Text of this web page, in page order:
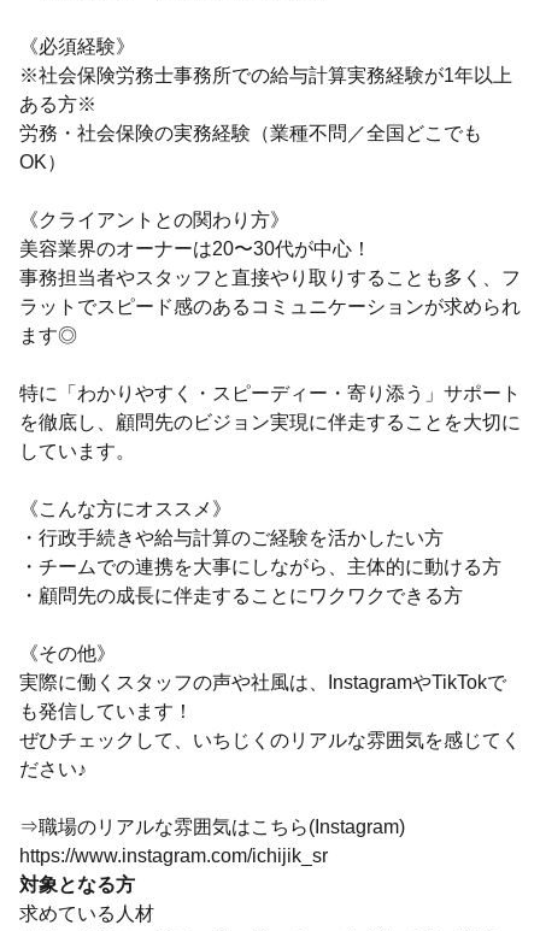
《必須経験》
※社会保険労務士事務所での給与計算実務経験が1年以上
ある方※
労務・社会保険の実務経験（業種不問／全国どこでも
OK）
《クライアントとの関わり方》
美容業界のオーナーは20〜30代が中心！
事務担当者やスタッフと直接やり取りすることも多く、フ
ラットでスピード感のあるコミュニケーションが求められ
ます◎
特に「わかりやすく・スピーディー・寄り添う」サポート
を徹底し、顧問先のビジョン実現に伴走することを大切に
しています。
《こんな方にオススメ》
・行政手続きや給与計算のご経験を活かしたい方
・チームでの連携を大事にしながら、主体的に動ける方
・顧問先の成長に伴走することにワクワクできる方
《その他》
実際に働くスタッフの声や社風は、InstagramやTikTokで
も発信しています！
ぜひチェックして、いちじくのリアルな雰囲気を感じてく
ださい♪
⇒職場のリアルな雰囲気はこちら(Instagram)
https://www.instagram.com/ichijik_sr
対象となる方
求めている人材